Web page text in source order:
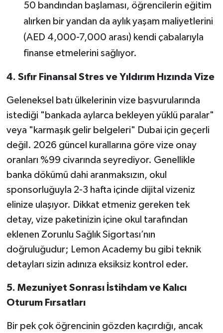
50 bandından başlaması, öğrencilerin eğitim
alırken bir yandan da aylık yaşam maliyetlerini
(AED 4,000-7,000 arası) kendi çabalarıyla
finanse etmelerini sağlıyor.
4. Sıfır Finansal Stres ve Yıldırım Hızında Vize
Geleneksel batı ülkelerinin vize başvurularında
istediği "bankada aylarca bekleyen yüklü paralar"
veya "karmaşık gelir belgeleri" Dubai için geçerli
değil. 2026 güncel kurallarına göre vize onay
oranları %99 civarında seyrediyor. Genellikle
banka dökümü dahi aranmaksızın, okul
sponsorluğuyla 2-3 hafta içinde dijital vizeniz
elinize ulaşıyor. Dikkat etmeniz gereken tek
detay, vize paketinizin içine okul tarafından
eklenen Zorunlu Sağlık Sigortası’nın
doğruluğudur; Lemon Academy bu gibi teknik
detayları sizin adınıza eksiksiz kontrol eder.
5. Mezuniyet Sonrası İstihdam ve Kalıcı
Oturum Fırsatları
Bir pek çok öğrencinin gözden kaçırdığı, ancak